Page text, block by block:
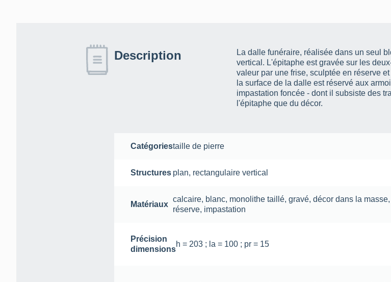
Description
La dalle funéraire, réalisée dans un seul
vertical. L'épitaphe est gravée sur les
valeur par une frise, sculptée en réserve
la surface de la dalle est réservé aux
impastation foncée - dont il subsiste des
l'épitaphe que du décor.
Catégoriestaille de pierre
Structures plan, rectangulaire vertical
Matériaux
calcaire, blanc, monolithe taillé,gravé,décor dans la masse
réserve, impastation
Précision
dimensions
h = 203 ; la = 100 ; pr = 15